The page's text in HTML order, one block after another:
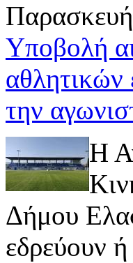
Υποβολή
αθλητικών
την
Η
Δήμου
εδρεύουν